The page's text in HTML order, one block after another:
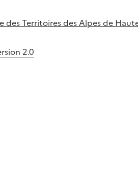
Territoires des Alpes de
2.0